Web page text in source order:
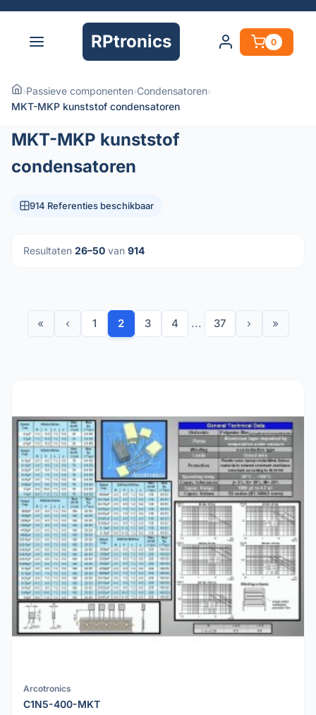
RPtronics 0
›Passieve componenten›Condensatoren›
MKT-MKP kunststof condensatoren
MKT-MKP kunststof
condensatoren
914 Referenties beschikbaar
Resultaten 26–50 van 914
« ‹ 1 2 3 4 ... 37 › »
Arcotronics
C1N5-400-MKT